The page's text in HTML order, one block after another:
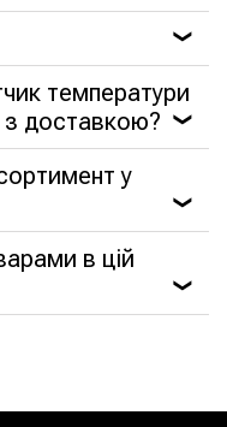
❯
температури
з доставкою?
❯
у
❯
в цій
❯